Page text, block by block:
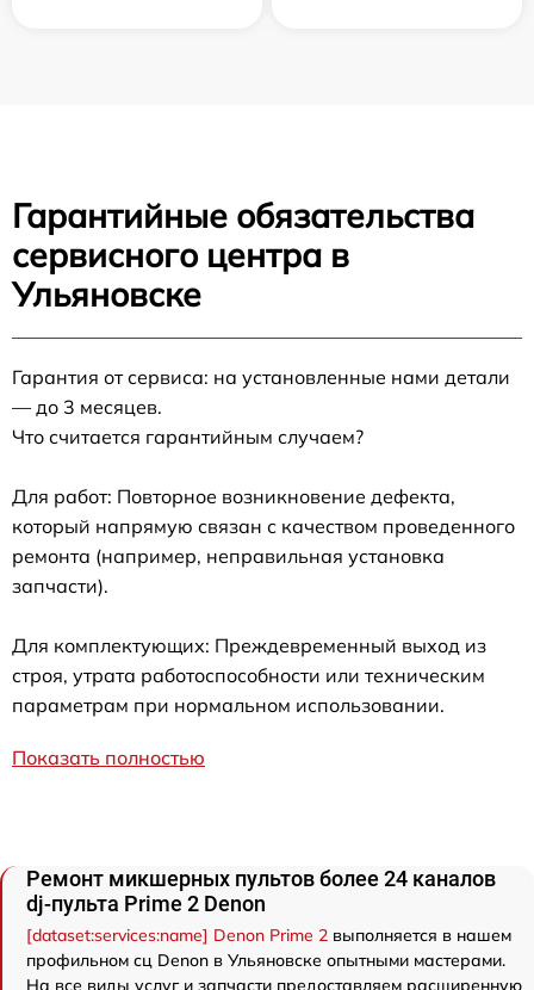
Гарантийные обязательства
сервисного центра в
Ульяновске
Гарантия от сервиса: на установленные нами детали
— до 3 месяцев.
Что считается гарантийным случаем?
Для работ: Повторное возникновение дефекта,
который напрямую связан с качеством проведенного
ремонта (например, неправильная установка
запчасти).
Для комплектующих: Преждевременный выход из
строя, утрата работоспособности или техническим
параметрам при нормальном использовании.
Показать полностью
Ремонт микшерных пультов более 24 каналов
dj-пульта Prime 2 Denon
[dataset:services:name] Denon Prime 2 выполняется в нашем
профильном сц Denon в Ульяновске опытными мастерами.
На все виды услуг и запчасти предоставляем расширенную